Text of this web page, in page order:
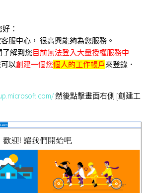
：
服中心， 很高興能夠為您服務。
了解到您目前無法登入大量授權服務中
以創建一個您個人的工作帳戶來登錄．
然後點擊畫面右側 [創建工